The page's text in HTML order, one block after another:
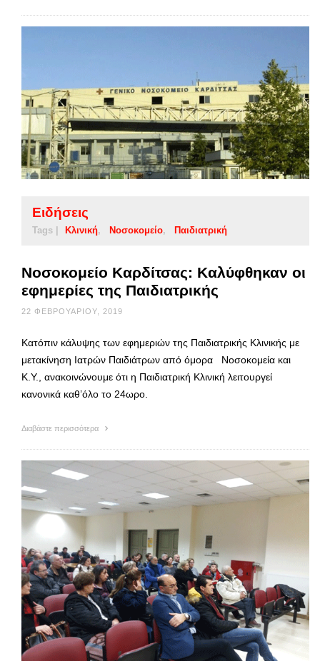
Ειδήσεις
Tags | Κλινική Νοσοκομείο Παιδιατρική
Νοσοκομείο Καρδίτσας: Καλύφθηκαν οι
εφημερίες της Παιδιατρικής
22 ΦΕΒΡΟΥΑΡΊΟΥ, 2019
Κατόπιν κάλυψης των εφημεριών της Παιδιατρικής Κλινικής με
μετακίνηση Ιατρών Παιδιάτρων από όμορα Νοσοκομεία και
Κ.Υ., ανακοινώνουμε ότι η Παιδιατρική Κλινική λειτουργεί
κανονικά καθ’όλο το 24ωρο.
Διαβάστε περισσότερα